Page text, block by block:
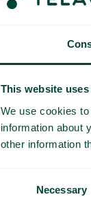
This website
We use cookies
information about
other information
Necessary